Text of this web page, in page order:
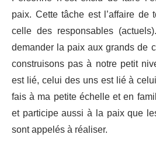
paix. Cette tâche est l’affaire
celle des responsables
demander la paix aux grands de
construisons pas à notre petit
est lié, celui des uns est lié à
fais à ma petite échelle et en
et participe aussi à la paix que
sont appelés à réaliser.